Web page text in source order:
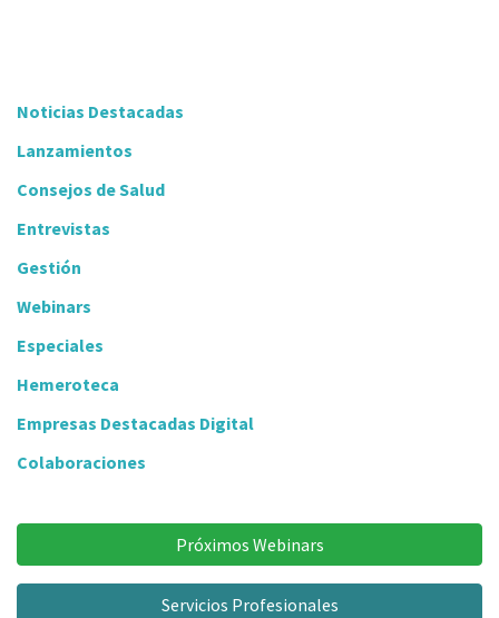
Noticias Destacadas
Lanzamientos
Consejos de Salud
Entrevistas
Gestión
Webinars
Especiales
Hemeroteca
Empresas Destacadas Digital
Colaboraciones
Próximos Webinars
Servicios Profesionales